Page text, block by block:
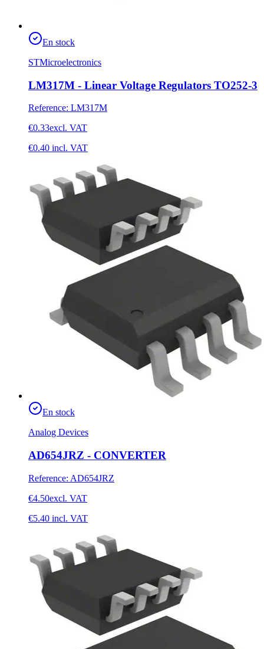
En stock
STMicroelectronics
LM317M - Linear Voltage Regulators TO252-3
Reference: LM317M
€0.33excl. VAT
€0.40 incl. VAT
En stock
Analog Devices
AD654JRZ - CONVERTER
Reference: AD654JRZ
€4.50excl. VAT
€5.40 incl. VAT